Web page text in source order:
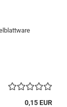
0,15 EUR